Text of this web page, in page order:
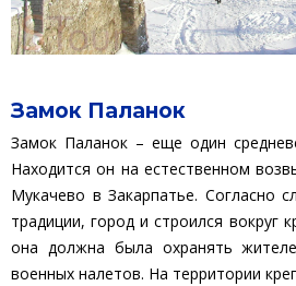
Замок Паланок
Замок Паланок – еще один
Находится он на естественном
Мукачево в Закарпатье. Согласно
традиции, город и строился вокруг
она должна была охранять
военных налетов. На территории